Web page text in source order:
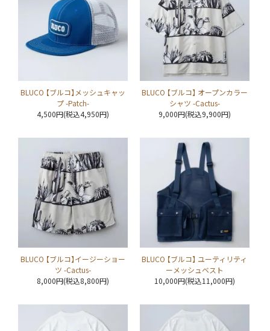
BLUCO 【ブルコ】メッシュキャッ
プ -Patch-
4,500円(税込4,950円)
BLUCO 【ブルコ】 オープンカラー
シャツ -Cactus-
9,000円(税込9,900円)
BLUCO 【ブルコ】イージーショー
ツ -Cactus-
8,000円(税込8,800円)
BLUCO 【ブルコ】 ユーティリティ
ーメッシュベスト
10,000円(税込11,000円)